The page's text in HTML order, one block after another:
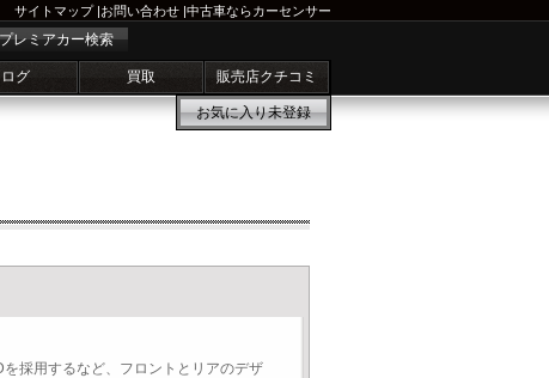
サイトマップ|お問い合わせ |中古車ならカーセンサー
プレミアカー検索
グ 買取 販売店クチコミ
お気に入り未登録
採用するなど、フロントとリアのデザ